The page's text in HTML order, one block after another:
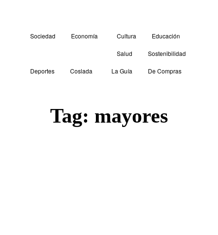
Sociedad Economía Cultura Educación
Salud Sostenibilidad
Deportes Coslada La Guía De Compras
Tag: mayores